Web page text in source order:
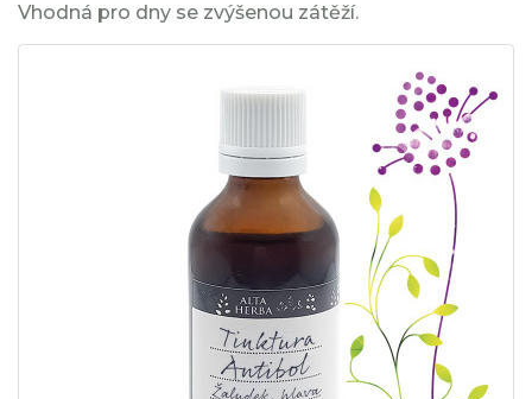
Vhodná pro dny se zvýšenou zátěží.